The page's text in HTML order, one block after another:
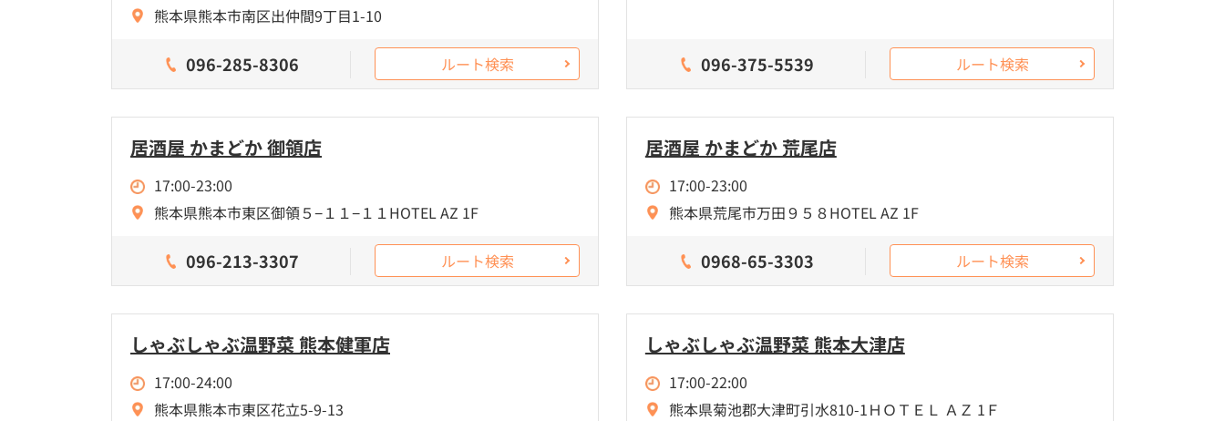
熊本県熊本市南区出仲間9丁目1-10
096-285-8306 ルート検索 096-375-5539 ルート検索
居酒屋 かまどか 御領店
17:00-23:00
熊本県熊本市東区御領５−１１−１１HOTEL AZ 1F
096-213-3307 ルート検索
居酒屋 かまどか 荒尾店
17:00-23:00
熊本県荒尾市万田９５８HOTEL AZ 1F
0968-65-3303 ルート検索
しゃぶしゃぶ温野菜 熊本健軍店
17:00-24:00
熊本県熊本市東区花立5-9-13
しゃぶしゃぶ温野菜 熊本大津店
17:00-22:00
熊本県菊池郡大津町引水810-1ＨＯＴＥＬ ＡＺ 1Ｆ